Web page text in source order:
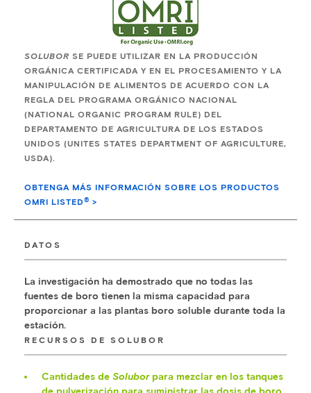
SOLUBOR SE PUEDE UTILIZAR EN LA PRODUCCIÓN
ORGÁNICA CERTIFICADA Y EN EL PROCESAMIENTO Y LA
MANIPULACIÓN DE ALIMENTOS DE ACUERDO CON LA
REGLA DEL PROGRAMA ORGÁNICO NACIONAL
(NATIONAL ORGANIC PROGRAM RULE) DEL
DEPARTAMENTO DE AGRICULTURA DE LOS ESTADOS
UNIDOS (UNITES STATES DEPARTMENT OF AGRICULTURE,
USDA).
OBTENGA MÁS INFORMACIÓN SOBRE LOS PRODUCTOS
OMRI LISTED® >
DATOS
La investigación ha demostrado que no todas las
fuentes de boro tienen la misma capacidad para
proporcionar a las plantas boro soluble durante toda la
estación.
RECURSOS DE SOLUBOR
Cantidades de Soluborpara mezclar en los tanques